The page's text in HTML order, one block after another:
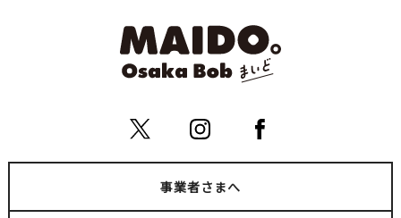
事業者さまへ